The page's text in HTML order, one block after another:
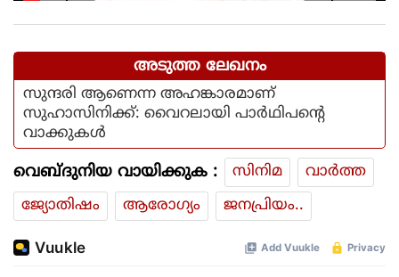
അടുത്ത ലേഖനം
സുന്ദരി ആണെന്ന അഹങ്കാരമാണ്
സുഹാസിനിക്ക്: വൈറലായി പാര്‍ഥിപന്റെ
വാക്കുകൾ
വെബ്ദുനിയ വായിക്കുക : സിനിമ
വാര്‍ത്ത
ജ്യോതിഷം
ആരോഗ്യം ജനപ്രിയം..